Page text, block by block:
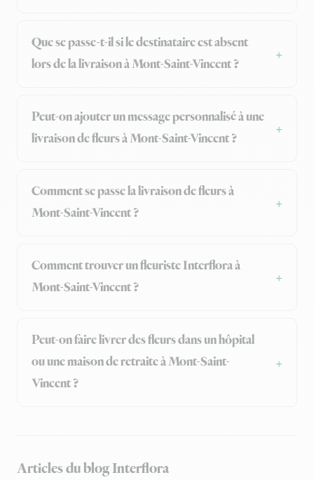
Que se passe-t-il si le destinataire est absent
lors de la livraison à Mont-Saint-Vincent ?
Peut-on ajouter un message personnalisé à une
livraison de fleurs à Mont-Saint-Vincent ?
Comment se passe la livraison de fleurs à
Mont-Saint-Vincent ?
Comment trouver un fleuriste Interflora à
Mont-Saint-Vincent ?
Peut-on faire livrer des fleurs dans un hôpital
ou une maison de retraite à Mont-Saint-
Vincent ?
Articles du blog Interflora